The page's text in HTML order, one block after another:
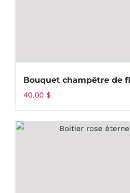
Bouquet champêtre de
40.00 $